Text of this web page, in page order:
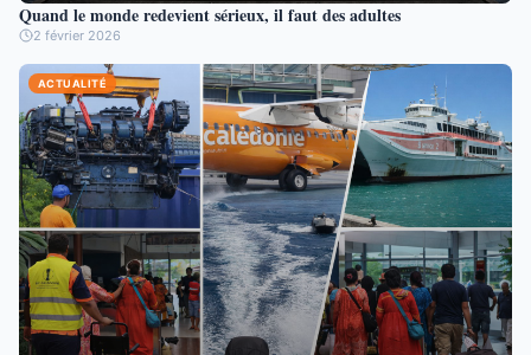
Quand le monde redevient sérieux, il faut des adultes
2 février 2026
ACTUALITÉ